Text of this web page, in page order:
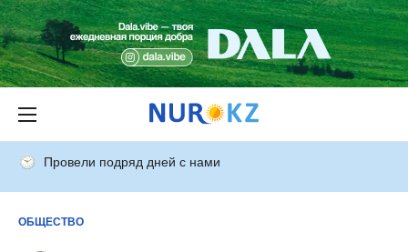
Провели подряд дней с нами
ОБЩЕСТВО